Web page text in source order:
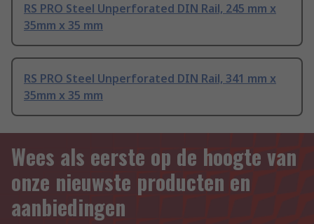
RS PRO Steel Unperforated DIN Rail, 245 mm x
35mm x 35 mm
RS PRO Steel Unperforated DIN Rail, 341 mm x
35mm x 35 mm
Wees als eerste op de hoogte van
onze nieuwste producten en
aanbiedingen